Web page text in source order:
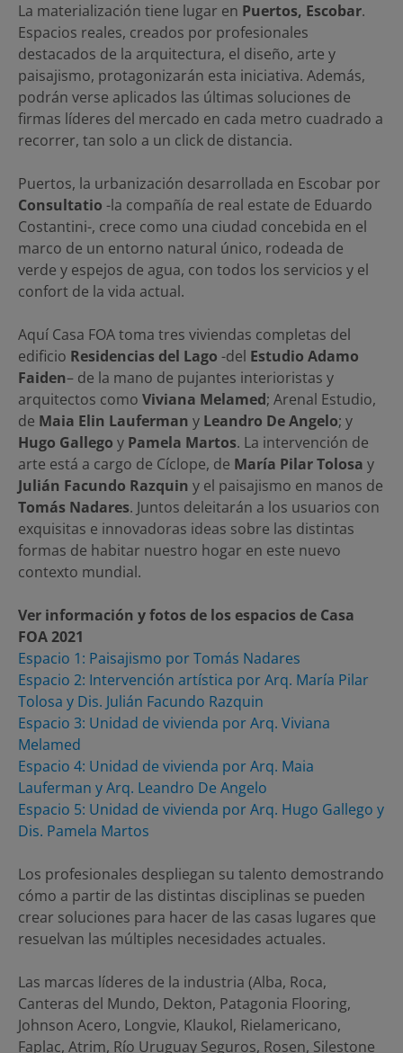
La materialización tiene lugar en Puertos, Escobar.
Espacios reales, creados por profesionales
destacados de la arquitectura, el diseño, arte y
paisajismo, protagonizarán esta iniciativa. Además,
podrán verse aplicados las últimas soluciones de
firmas líderes del mercado en cada metro cuadrado a
recorrer, tan solo a un click de distancia.
Puertos, la urbanización desarrollada en Escobar por
Consultatio -la compañía de real estate de Eduardo
Costantini-, crece como una ciudad concebida en el
marco de un entorno natural único, rodeada de
verde y espejos de agua, con todos los servicios y el
confort de la vida actual.
Aquí Casa FOA toma tres viviendas completas del
edificio Residencias del Lago -del Estudio Adamo
Faiden– de la mano de pujantes interioristas y
arquitectos como Viviana Melamed; Arenal Estudio,
de Maia Elin Lauferman y Leandro De Angelo; y
Hugo Gallego y Pamela Martos. La intervención de
arte está a cargo de Cíclope, de María Pilar Tolosa y
Julián Facundo Razquin y el paisajismo en manos de
Tomás Nadares. Juntos deleitarán a los usuarios con
exquisitas e innovadoras ideas sobre las distintas
formas de habitar nuestro hogar en este nuevo
contexto mundial.
Ver información y fotos de los espacios de Casa
FOA 2021
Espacio 1: Paisajismo por Tomás Nadares
Espacio 2: Intervención artística por Arq. María Pilar
Tolosa y Dis. Julián Facundo Razquin
Espacio 3: Unidad de vivienda por Arq. Viviana
Melamed
Espacio 4: Unidad de vivienda por Arq. Maia
Lauferman y Arq. Leandro De Angelo
Espacio 5: Unidad de vivienda por Arq. Hugo Gallego y
Dis. Pamela Martos
Los profesionales despliegan su talento demostrando
cómo a partir de las distintas disciplinas se pueden
crear soluciones para hacer de las casas lugares que
resuelvan las múltiples necesidades actuales.
Las marcas líderes de la industria (Alba, Roca,
Canteras del Mundo, Dekton, Patagonia Flooring,
Johnson Acero, Longvie, Klaukol, Rielamericano,
Faplac, Atrim, Río Uruguay Seguros, Rosen, Silestone